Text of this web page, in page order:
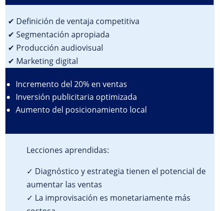
✔ Definición de ventaja competitiva
✔ Segmentación apropiada
✔ Producción audiovisual
✔ Marketing digital
Incremento del 20% en ventas
Inversión publicitaria optimizada
Aumento del posicionamiento local
Lecciones aprendidas:
✓ Diagnóstico y estrategia tienen el potencial de
aumentar las ventas
✓ La improvisación es monetariamente más